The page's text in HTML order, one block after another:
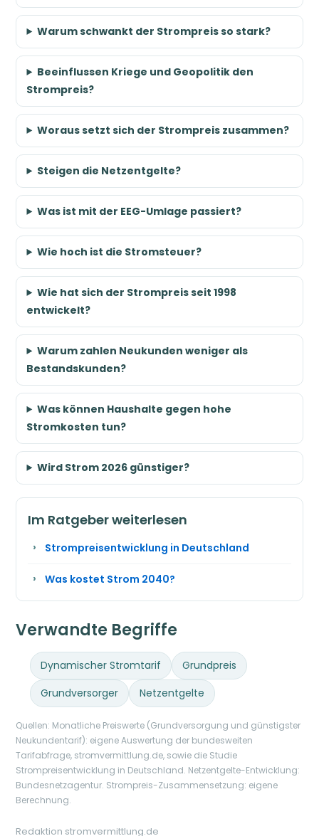
Warum schwankt der Strompreis so stark?
Beeinflussen Kriege und Geopolitik den
Strompreis?
Woraus setzt sich der Strompreis zusammen?
Steigen die Netzentgelte?
Was ist mit der EEG-Umlage passiert?
Wie hoch ist die Stromsteuer?
Wie hat sich der Strompreis seit 1998
entwickelt?
Warum zahlen Neukunden weniger als
Bestandskunden?
Was können Haushalte gegen hohe
Stromkosten tun?
Wird Strom 2026 günstiger?
Im Ratgeber weiterlesen
Strompreisentwicklung in Deutschland
Was kostet Strom 2040?
Verwandte Begriffe
Dynamischer Stromtarif
Grundpreis
Grundversorger
Netzentgelte
Quellen: Monatliche Preiswerte (Grundversorgung und günstigster
Neukundentarif): eigene Auswertung der bundesweiten
Tarifabfrage, stromvermittlung.de, sowie die Studie
Strompreisentwicklung in Deutschland. Netzentgelte-Entwicklung:
Bundesnetzagentur. Strompreis-Zusammensetzung: eigene
Berechnung.
Redaktion stromvermittlung.de